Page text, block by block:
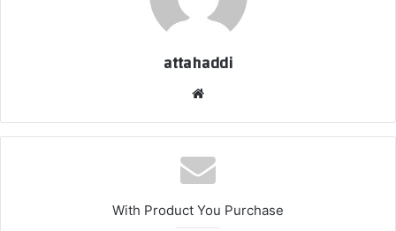
attahaddi
With Product You Purchase